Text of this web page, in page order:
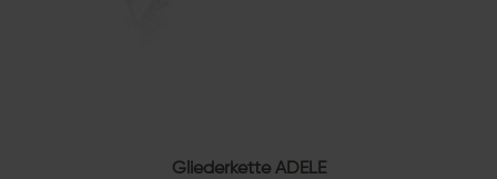
Gliederkette ADELE